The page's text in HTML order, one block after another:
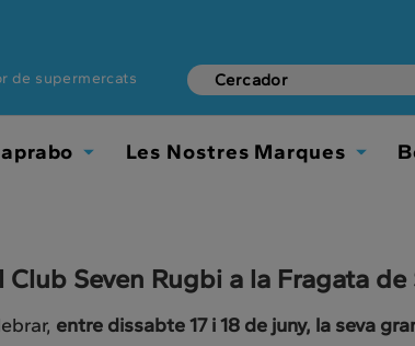
de supermercats
Les Nostres Marques
Seven Rugbi a la Fragata
entre dissabte 17 i 18 de juny, la seva